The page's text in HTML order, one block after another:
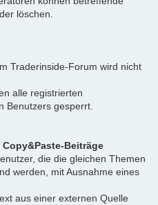
löschen.
Traderinside-Forum wird nicht
alle registrierten
Benutzers gesperrt.
Beiträge
die die gleichen Themen
werden, mit Ausnahme eines
aus einer externen Quelle